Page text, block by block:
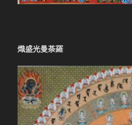
熾盛光曼荼羅